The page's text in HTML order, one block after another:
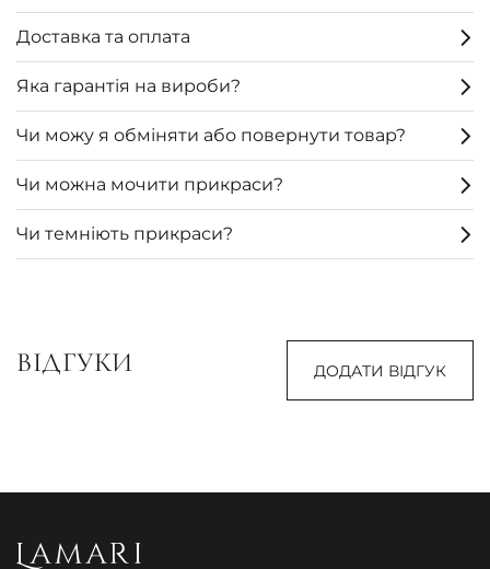
Доставка та оплата
Яка гарантія на вироби?
Чи можу я обміняти або повернути товар?
Чи можна мочити прикраси?
Чи темніють прикраси?
ВІДГУКИ ДОДАТИ ВІДГУК